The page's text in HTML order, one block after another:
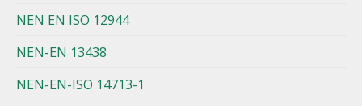
NEN EN ISO 12944
NEN-EN 13438
NEN-EN-ISO 14713-1